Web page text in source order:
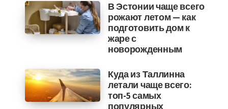
В Эстонии чаще всего
рожают летом — как
подготовить дом к
жаре с
новорожденным
Куда из Таллинна
летали чаще всего:
топ-5 самых
популярных